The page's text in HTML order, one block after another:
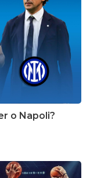
o Napoli?